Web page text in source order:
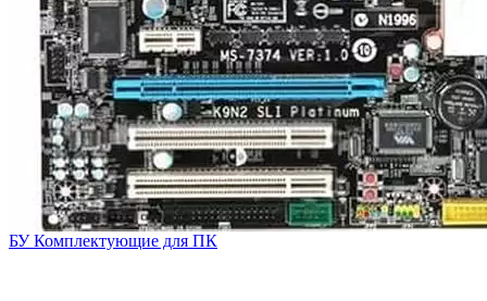
БУ Комплектующие для ПК